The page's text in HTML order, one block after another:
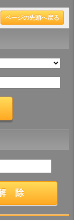
ページの先頭へ戻る